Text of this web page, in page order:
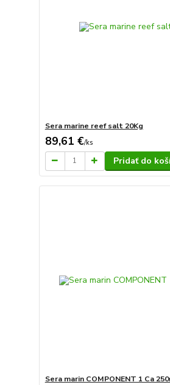
Sera marine reef salt 20Kg
89,61 €/ks
Pridať do
Sera marin COMPONENT 1 Ca